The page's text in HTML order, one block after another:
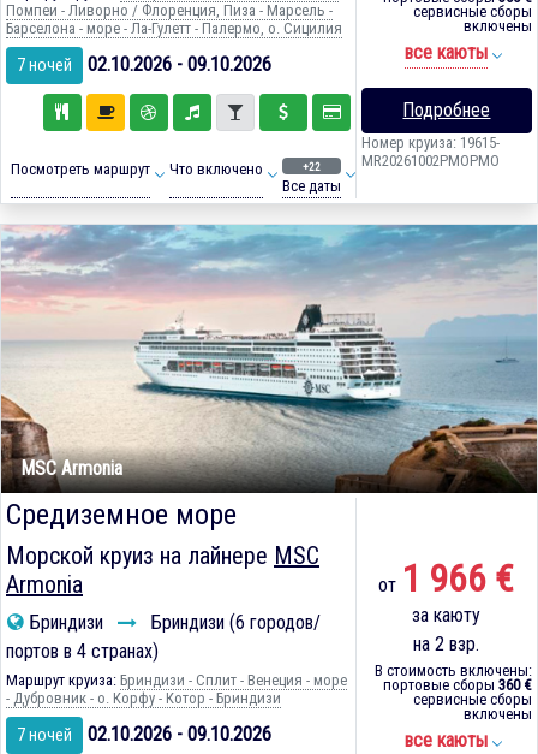
Помпеи - Ливорно / Флоренция, Пиза - Марсель -
Барселона - море - Ла-Гулетт - Палермо, о. Сицилия
7 ночей 02.10.2026 - 09.10.2026
Посмотреть маршрут Что включено +22
Все даты
сервисные сборы
включены
все каюты
Подробнее
Номер круиза: 19615-
MR20261002PMOPMO
MSC Armonia
Средиземное море
Морской круиз на лайнере MSC
Armonia
Бриндизи
Бриндизи (6 городов/
портов в 4 странах)
Маршрут круиза: Бриндизи - Сплит - Венеция - море
- Дубровник - о. Корфу - Котор - Бриндизи
7 ночей 02.10.2026 - 09.10.2026
от 1 966 €
за каюту
на 2 взр.
В стоимость включены:
портовые сборы 360 €
сервисные сборы
включены
все каюты